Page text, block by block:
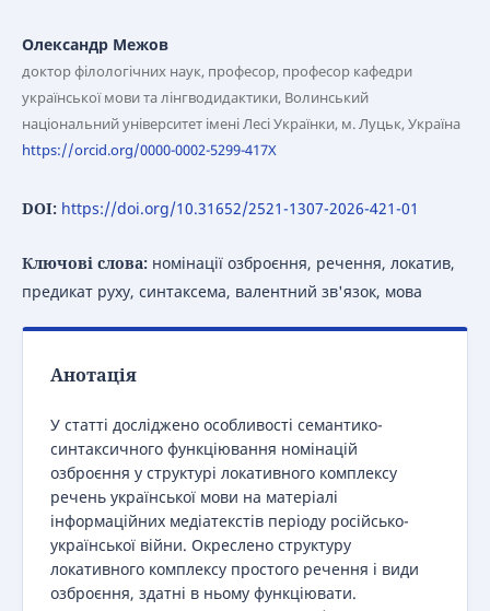
Олександр Межов
доктор філологічних наук, професор, професор кафедри
української мови та лінгводидактики, Волинський
національний університет імені Лесі Українки, м. Луцьк, Україна
https://orcid.org/0000-0002-5299-417X
DOI: https://doi.org/10.31652/2521-1307-2026-421-01
Ключові слова: номінації озброєння, речення, локатив,
предикат руху, синтаксема, валентний зв'язок, мова
Анотація
У статті досліджено особливості семантико-
синтаксичного функціювання номінацій
озброєння у структурі локативного комплексу
речень української мови на матеріалі
інформаційних медіатекстів періоду російсько-
української війни. Окреслено структуру
локативного комплексу простого речення і види
озброєння, здатні в ньому функціювати.